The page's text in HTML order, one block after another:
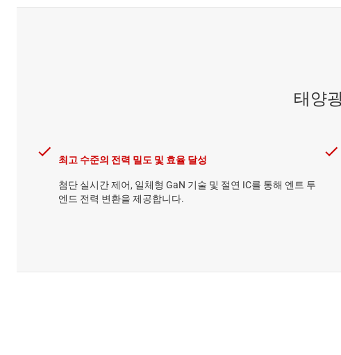
태양
최고 수준의 전력 밀도 및 효율 달성
첨단 실시간 제어, 일체형 GaN 기술 및 절연 IC를 통해 엔트 투
엔드 전력 변환을 제공합니다.